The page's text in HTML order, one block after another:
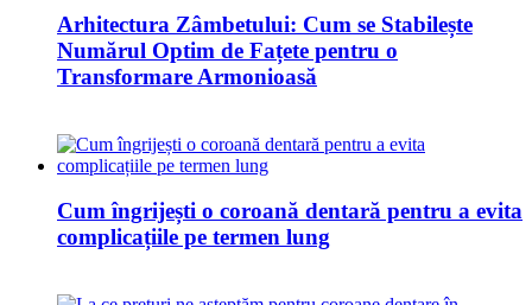
Arhitectura Zâmbetului: Cum se Stabilește
Numărul Optim de Fațete pentru o
Transformare Armonioasă
Cum îngrijești o coroană dentară pentru a evita
complicațiile pe termen lung